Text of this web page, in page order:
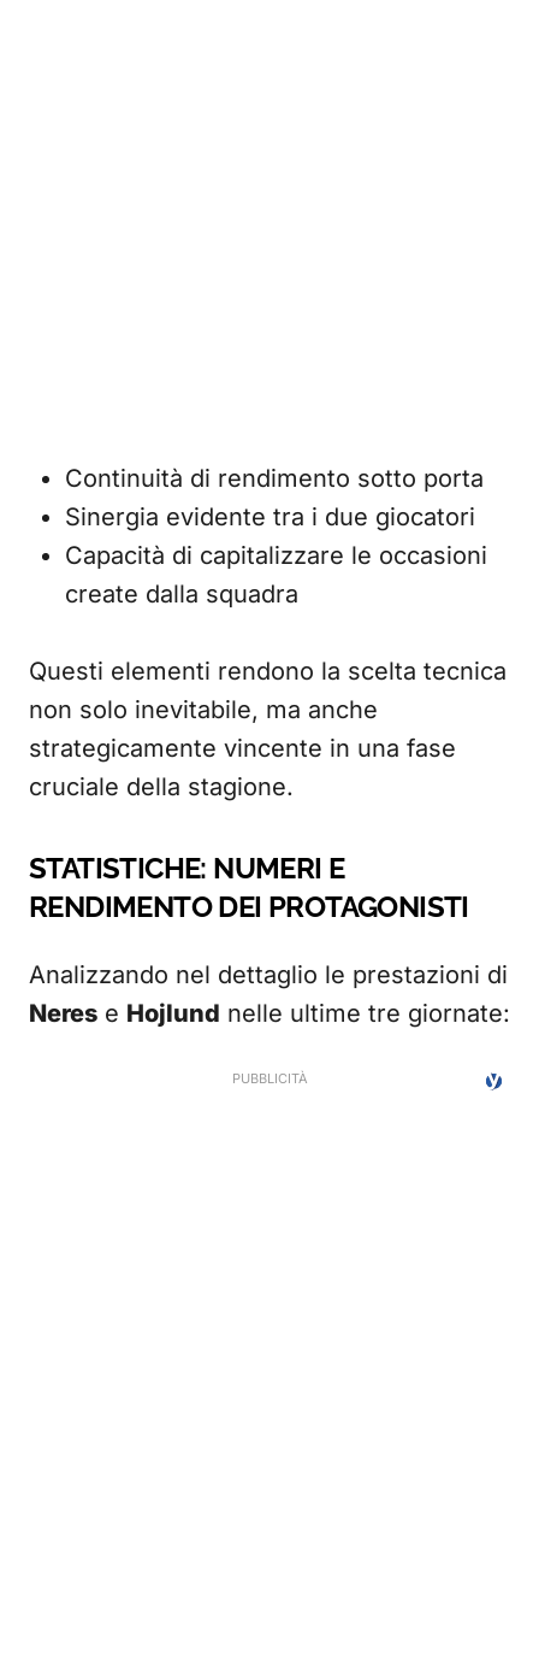
Continuità di rendimento sotto porta
Sinergia evidente tra i due giocatori
Capacità di capitalizzare le occasioni
create dalla squadra
Questi elementi rendono la scelta tecnica
non solo inevitabile, ma anche
strategicamente vincente in una fase
cruciale della stagione.
STATISTICHE: NUMERI E
RENDIMENTO DEI PROTAGONISTI
Analizzando nel dettaglio le prestazioni di
Neres e Hojlund nelle ultime tre giornate: